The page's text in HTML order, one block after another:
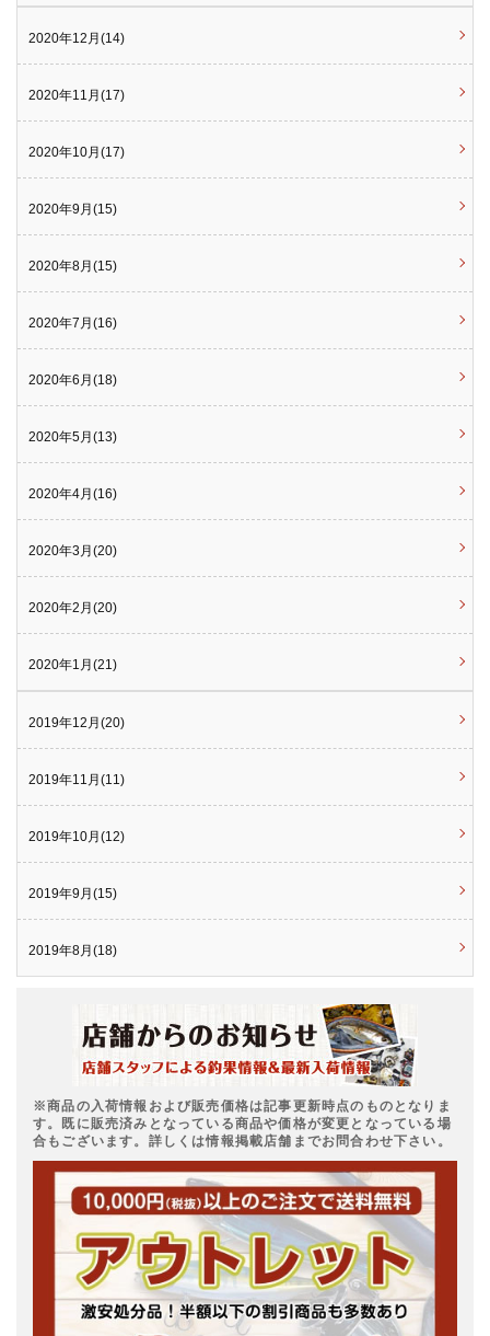
2020年12月(14)
2020年11月(17)
2020年10月(17)
2020年9月(15)
2020年8月(15)
2020年7月(16)
2020年6月(18)
2020年5月(13)
2020年4月(16)
2020年3月(20)
2020年2月(20)
2020年1月(21)
2019年12月(20)
2019年11月(11)
2019年10月(12)
2019年9月(15)
2019年8月(18)
※商品の入荷情報および販売価格は記事更新時点のものとなりま
す。既に販売済みとなっている商品や価格が変更となっている場
合もございます。詳しくは情報掲載店舗までお問合わせ下さい。